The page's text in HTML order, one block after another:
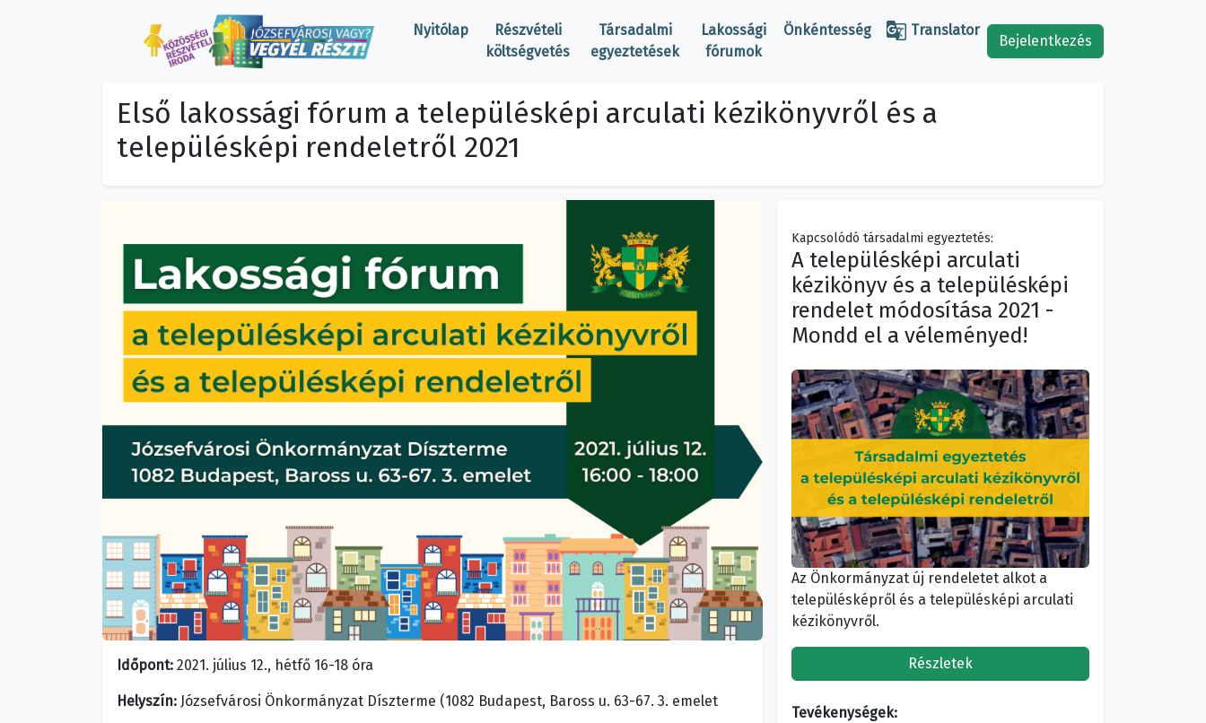
Nyitólap
Részvételi
költségvetés
Társadalmi
egyeztetések
Lakossági
fórumok
Önkéntesség  Translator
Bejelentkezés
Első lakossági fórum a településképi arculati kézikönyvről és a
településképi rendeletről 2021
Időpont: 2021. július 12., hétfő 16-18 óra
Helyszín: Józsefvárosi Önkormányzat Díszterme (1082 Budapest, Baross u. 63-67. 3. emelet
Kapcsolódó társadalmi egyeztetés:
A településképi arculati
kézikönyv és a településképi
rendelet módosítása 2021 -
Mondd el a véleményed!
Az Önkormányzat új rendeletet alkot a
településképről és a településképi arculati
kézikönyvről.
Részletek
Tevékenységek: